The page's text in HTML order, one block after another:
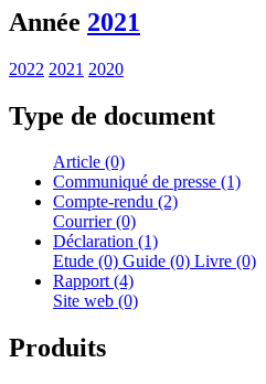
Année 2021
2022 2021 2020
Type de document
Article (0)
Communiqué de presse (1)
Compte-rendu (2)
Courrier (0)
Déclaration (1)
Etude (0) Guide (0) Livre (0)
Rapport (4)
Site web (0)
Produits